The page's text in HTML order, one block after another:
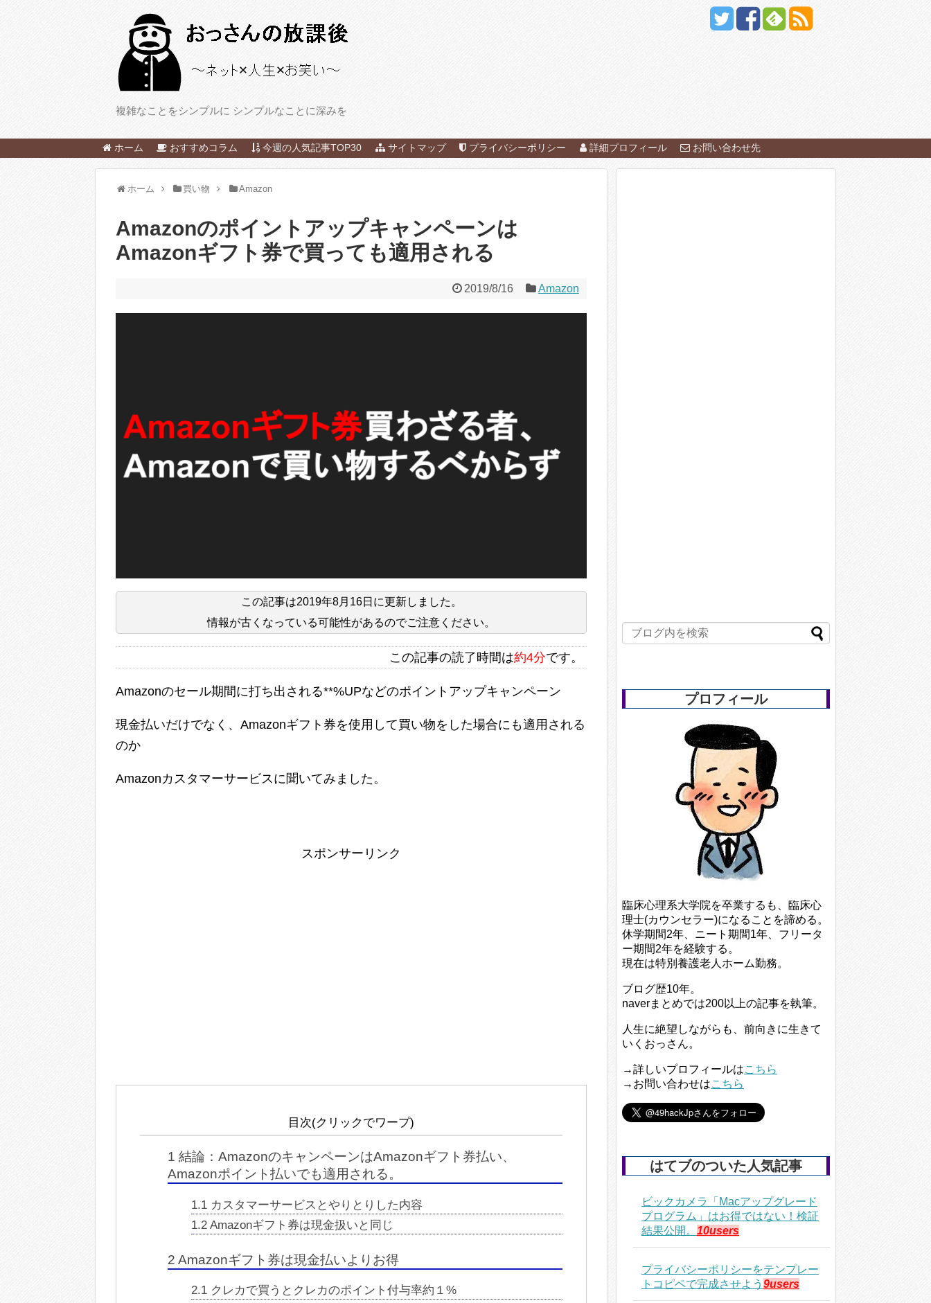
複雑なことをシンプルに シンプルなことに深みを
ホーム おすすめコラム 今週の人気記事TOP30 サイトマップ プライバシーポリシー 詳細プロフィール お問い合わせ先
ホーム 買い物 Amazon
Amazonのポイントアップキャンペーンは
Amazonギフト券で買っても適用される
2019/8/16 Amazon
この記事は2019年8月16日 に更新しました。
情報が古くなっている可能性があるのでご注意ください。
この記事の読了時間は約4分です。
Amazonのセール期間に打ち出される**%UPなどのポイントアップキャンペーン
現金払いだけでなく、Amazonギフト券を使用して買い物をした場合にも適用される
のか
Amazonカスタマーサービスに聞いてみました。
スポンサーリンク
目次(クリックでワープ)
1 結論：AmazonのキャンペーンはAmazonギフト券払い、
Amazonポイント払いでも適用される。
1.1 カスタマーサービスとやりとりした内容
1.2 Amazonギフト券は現金扱いと同じ
2 Amazonギフト券は現金払いよりお得
2.1 クレカで買うとクレカのポイント付与率約１%
プロフィール
臨床心理系大学院を卒業するも、臨床心
理士(カウンセラー)になることを諦める。
休学期間2年、ニート期間1年、フリータ
ー期間2年を経験する。
現在は特別養護老人ホーム勤務。
ブログ歴10年。
naverまとめでは200以上の記事を執筆。
人生に絶望しながらも、前向きに生きて
いくおっさん。
→詳しいプロフィールはこちら
→お問い合わせはこちら
はてブのついた人気記事
ビックカメラ「Macアップグレード
プログラム」はお得ではない！検証
結果公開。 10users
プライバシーポリシーをテンプレー
トコピペで完成させよう 9users